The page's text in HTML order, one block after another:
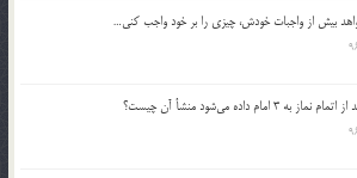
بيش از واجبات خودش، چيزي را بر خود واجب كني…
3 امام داده مي‌شود منشأ آن چيست؟